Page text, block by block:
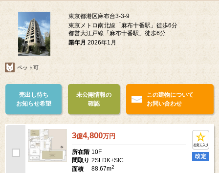
東京都港区麻布台3-3-9
東京メトロ南北線「麻布十番駅」徒歩6分
都営大江戸線「麻布十番駅」徒歩6分
築年月 2026年1月
ペット可
売出し待ち
お知らせ希望
未公開情報の
確認
この建物について
お問い合わせ
3億4,800万円
所在階 10F
間取り 2SLDK+SIC
面積
88.67m2